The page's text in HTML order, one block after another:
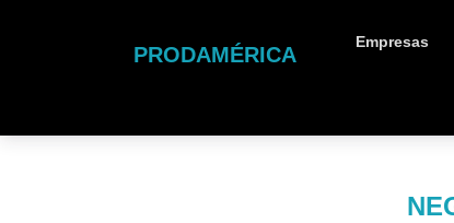
PRODAMÉRICA
Empresas